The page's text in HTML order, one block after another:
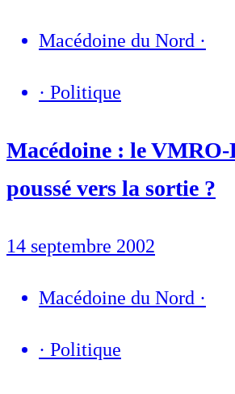
Macédoine du Nord ·
· Politique
Macédoine : le
poussé vers la sortie ?
14 septembre 2002
Macédoine du Nord ·
· Politique